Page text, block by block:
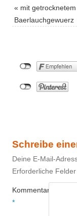
« mit getrocknetem
Baerlauchgewuerz
Schreibe
Deine E-Mail-
Erforderliche
Kommentar
*